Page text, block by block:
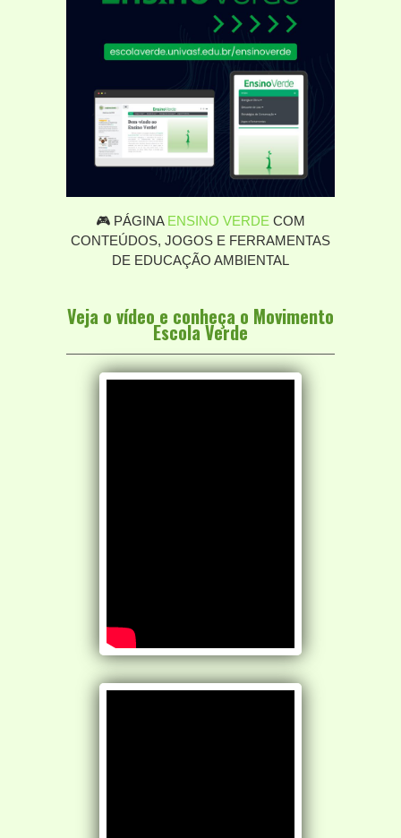
🎮 PÁGINA ENSINO VERDE COM
CONTEÚDOS, JOGOS E FERRAMENTAS
DE EDUCAÇÃO AMBIENTAL
Veja o vídeo e conheça o Movimento
Escola Verde